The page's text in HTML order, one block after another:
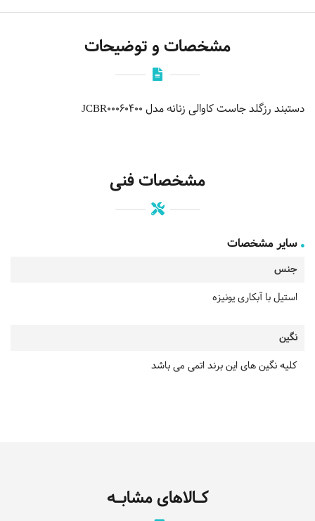
مشخصات و توضیحات
دستبند رزگلد جاست کاوالی زنانه مدل JCBR00060400
مشخصات فنی
سایر مشخصات
جنس
استیل با آبکاری یونیزه
نگین
کلیه نگین های این برند اتمی می باشد
کـالاهای مشابـه